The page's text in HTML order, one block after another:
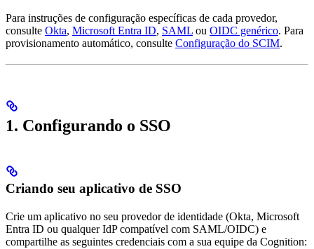
Para instruções de configuração específicas de cada provedor,
consulte Okta, Microsoft Entra ID, SAML ou OIDC genérico. Para
provisionamento automático, consulte Configuração do SCIM.
1. Configurando o SSO
Criando seu aplicativo de SSO
Crie um aplicativo no seu provedor de identidade (Okta, Microsoft
Entra ID ou qualquer IdP compatível com SAML/OIDC) e
compartilhe as seguintes credenciais com a sua equipe da Cognition: